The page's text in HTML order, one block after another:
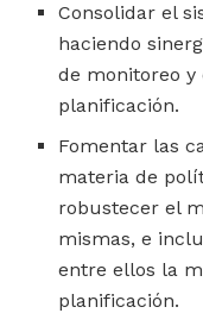
Consolidar el
haciendo
de monitoreo y
planificación.
Fomentar las
materia de
robustecer el
mismas, e
entre ellos la
planificación.